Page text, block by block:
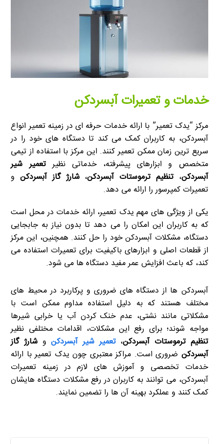
خدمات و تعمیرات آبسردکن
مرکز “یدک تعمیر” با ارائه خدمات حرفه ای در زمینه تعمیر انواع
آبسردکن، به کاربران کمک می کند تا دستگاه های خود را در
سریع ترین زمان ممکن تعمیر کنند. این مرکز با استفاده از تیمی
متخصص و ابزارهای پیشرفته، خدماتی نظیرتعمیر شیر
آبسردکن،تنظیم ترموستات آبسردکن،شارژ گاز آبسردکنو
تعمیرات کمپرسور را ارائه می دهد.
یکی از ویژگی های مهم یدک تعمیر، ارائه خدمات در محل است
که به کاربران این امکان را می دهد تا بدون نیاز به جابجایی
دستگاه، مشکلات آبسردکن خود را حل کنند. همچنین، این مرکز
از قطعات اصلی و ابزارهای باکیفیت برای تعمیرات استفاده می
کند، که باعث افزایش عمر مفید دستگاه ها می شود.
آبسردکن ها از دستگاه های ضروری و پرکاربرد در محیط های
مختلف هستند که به دلیل استفاده مداوم ممکن است با
مشکلاتی مانند نشتی، عدم خنک کردن آب یا خرابی شیرها
مواجه شوند؛ برای رفع این مشکلات، اقدامات مختلفی نظیر
تنظیم ترموستات آبسردکن،تعمیر شیر آبسردکنو شارژ گاز
آبسردکن ضروری است. مراکز معتبری چون یدک تعمیر با ارائه
خدمات تخصصی و آموزش های لازم در زمینه تعمیرات
آبسردکن، می توانند به کاربران در رفع مشکلات دستگاه هایشان
کمک کنند و عملکرد بهینه آن ها را تضمین نمایند.